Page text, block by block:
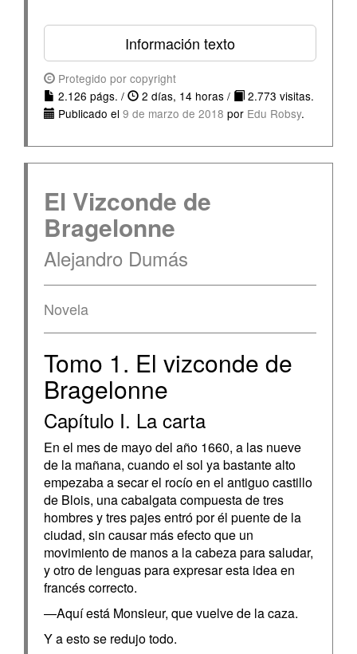
Información texto
Protegido por copyright
2.126 págs. /
2 días, 14 horas /
2.773 visitas.
Publicado el 9 de marzo de 2018 por Edu Robsy.
El Vizconde de
Bragelonne
Alejandro Dumás
Novela
Tomo 1. El vizconde de
Bragelonne
Capítulo I. La carta
En el mes de mayo del año 1660, a las nueve
de la mañana, cuando el sol ya bastante alto
empezaba a secar el rocío en el antiguo castillo
de Blois, una cabalgata compuesta de tres
hombres y tres pajes entró por él puente de la
ciudad, sin causar más efecto que un
movimiento de manos a la cabeza para saludar,
y otro de lenguas para expresar esta idea en
francés correcto.
—Aquí está Monsieur, que vuelve de la caza.
Y a esto se redujo todo.